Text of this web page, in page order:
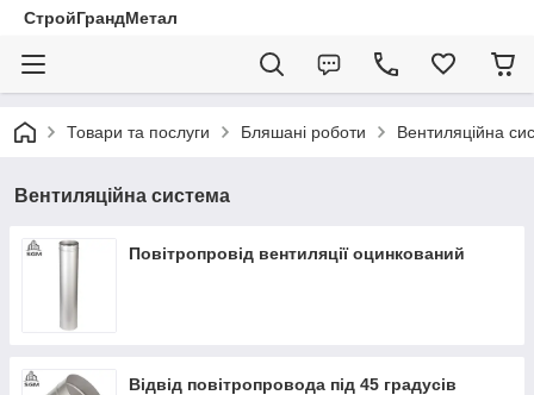
СтройГрандМетал
Товари та послуги Бляшані роботи Вентиляційна
Вентиляційна система
Повітропровід вентиляції оцинкований
Відвід повітропровода під 45 градусів